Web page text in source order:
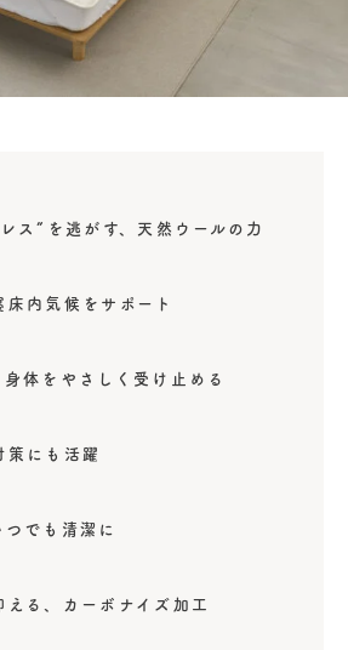
ス”を逃がす、天然ウールの力
内気候をサポート
身体をやさしく受け止める
策にも活躍
でも清潔に
る、カーボナイズ加工